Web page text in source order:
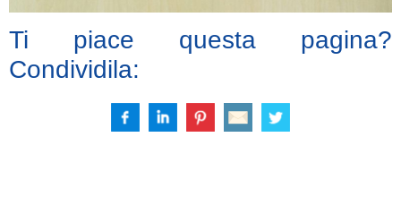
Ti piace questa pagina?
Condividila: